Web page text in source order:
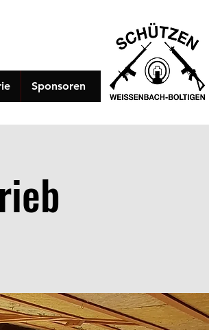
Sponsoren